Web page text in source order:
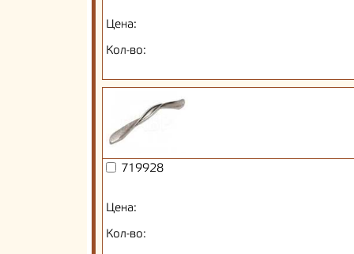
Цена:
Кол-во:
719928
Цена:
Кол-во: